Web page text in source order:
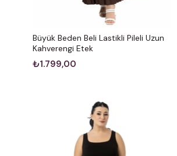
Büyük Beden Beli Lastikli Pileli Uzun
Kahverengi Etek
₺1.799,00